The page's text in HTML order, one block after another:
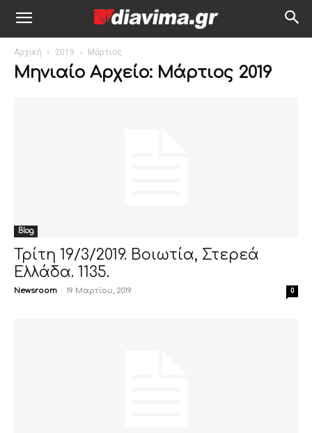
Αρχική 2019 Μάρτιος
Μηνιαίο Αρχείο: Μάρτιος 2019
Blog
Τρίτη 19/3/2019. Βοιωτία, Στερεά
Ελλάδα. 1135.
Newsroom - 19 Μαρτίου, 2019 0